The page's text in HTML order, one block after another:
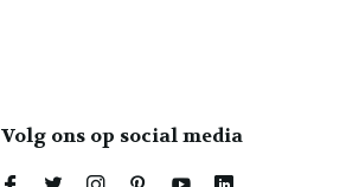
Volg ons op social media